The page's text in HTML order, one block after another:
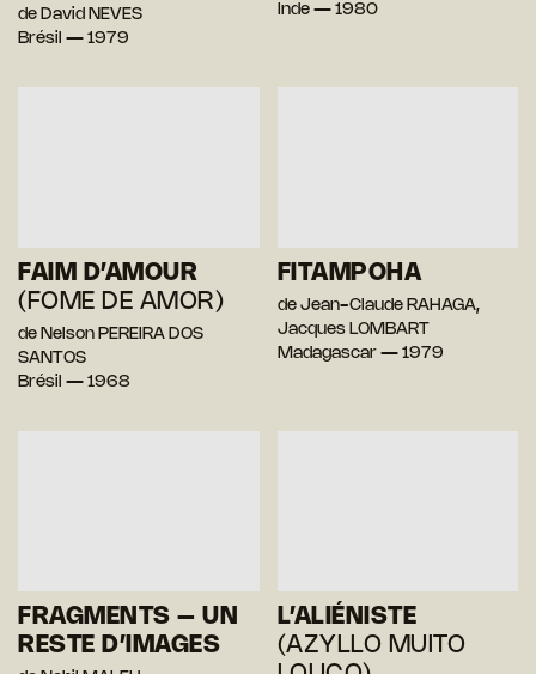
de David NEVES
Brésil — 1979
Inde — 1980
FAIM D’AMOUR
(FOME DE AMOR)
de Nelson PEREIRA DOS
SANTOS
Brésil — 1968
FITAMPOHA
de Jean-Claude RAHAGA,
Jacques LOMBART
Madagascar — 1979
FRAGMENTS – UN
RESTE D’IMAGES
L’ALIÉNISTE
(AZYLLO MUITO